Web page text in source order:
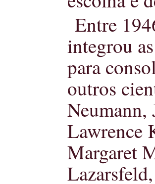
Entre
integrou
para
outros
Lawrence
Margaret